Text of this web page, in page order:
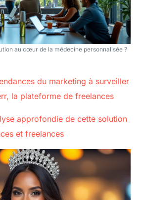
au cœur de la médecine personnalisée ?
du marketing à surveiller
la plateforme de freelances
approfondie de cette solution
et freelances